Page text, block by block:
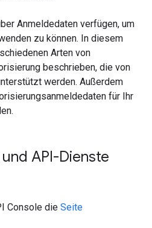
Anmeldedaten verfügen, um
zu können. In diesem
Arten von
beschrieben, die von
werden. Außerdem
für Ihr
API-Dienste
Console die Seite